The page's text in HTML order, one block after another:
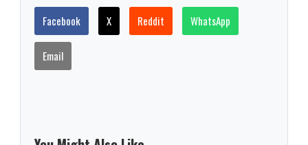
Facebook X Reddit WhatsApp
Email